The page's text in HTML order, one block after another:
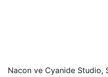
Nacon ve Cyanide Studio,